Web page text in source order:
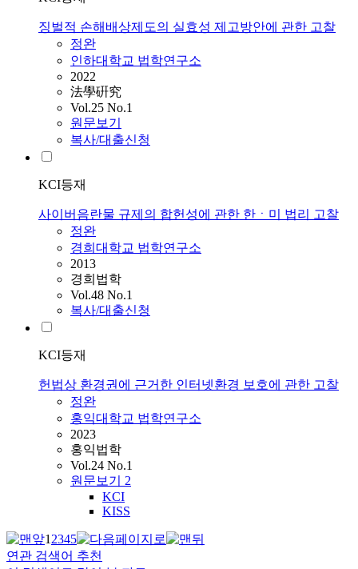
징벌적 손해배상제도의 실효성 제고방안에 관한 고찰
정완
인하대학교 법학연구소
2022
法學硏究
Vol.25 No.1
원문보기
복사/대출신청
KCI등재
사이버음란물 규제의 합헌성에 관한 한ㆍ미 법리 고찰
정완
경희대학교 법학연구소
2013
경희법학
Vol.48 No.1
복사/대출신청
KCI등재
헌법상 환경권에 근거한 인터넷환경 보호에 관한 고찰
정완
홍익대학교 법학연구소
2023
홍익법학
Vol.24 No.1
원문보기 2
KCI
KISS
12345
연관 검색어 추천